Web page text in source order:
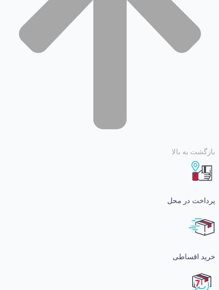
به بالا
در محل